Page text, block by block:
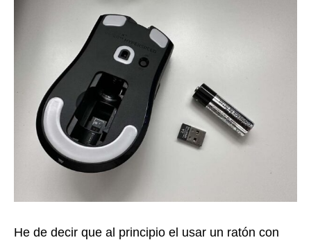
He de decir que al principio el usar un ratón con